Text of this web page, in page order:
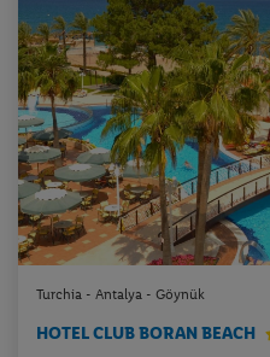
Turchia - Antalya - Göynük
HOTEL CLUB BORAN BEACH